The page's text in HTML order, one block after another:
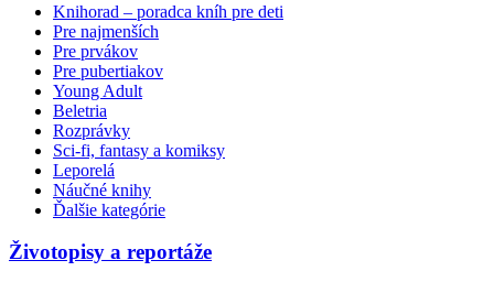
Knihorad – poradca kníh pre deti
Pre najmenších
Pre prvákov
Pre pubertiakov
Young Adult
Beletria
Rozprávky
Sci-fi, fantasy a komiksy
Leporelá
Náučné knihy
Ďalšie kategórie
Životopisy a reportáže